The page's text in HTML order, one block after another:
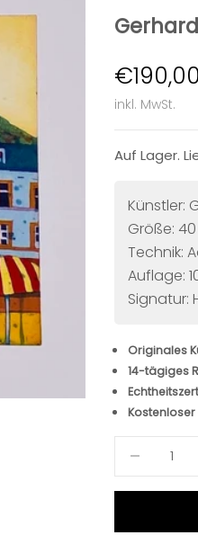
Angebot
€190,00
inkl. MwSt.
Auf Lager.
Künstler:
Größe:
Technik:
Auflage:
Signatur:
Originales
14-tägiges